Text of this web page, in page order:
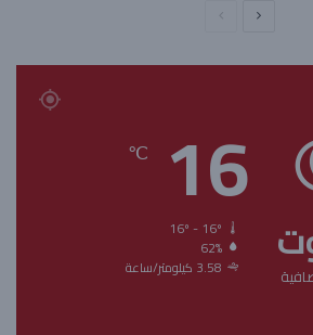
ة
ا
ل
س
16
℃
62%
3.58 كيلومتر/ساعة